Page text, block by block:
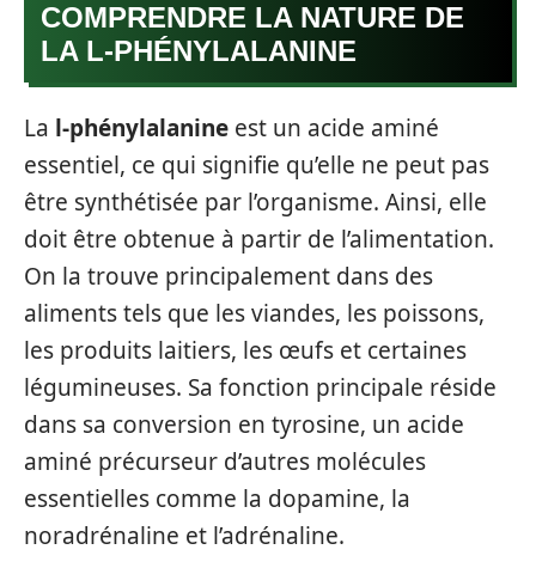
COMPRENDRE LA NATURE DE
LA L-PHÉNYLALANINE
La l-phénylalanine est un acide aminé
essentiel, ce qui signifie qu’elle ne peut pas
être synthétisée par l’organisme. Ainsi, elle
doit être obtenue à partir de l’alimentation.
On la trouve principalement dans des
aliments tels que les viandes, les poissons,
les produits laitiers, les œufs et certaines
légumineuses. Sa fonction principale réside
dans sa conversion en tyrosine, un acide
aminé précurseur d’autres molécules
essentielles comme la dopamine, la
noradrénaline et l’adrénaline.